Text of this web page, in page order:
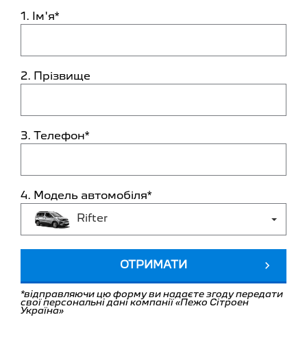
1. Ім'я*
2. Прізвище
3. Телефон*
4. Модель автомобіля*
Rifter
ОТРИМАТИ
*відправляючи цю форму ви надаєте згоду передати
свої персональні дані компанії «Пежо Сітроен
Україна»